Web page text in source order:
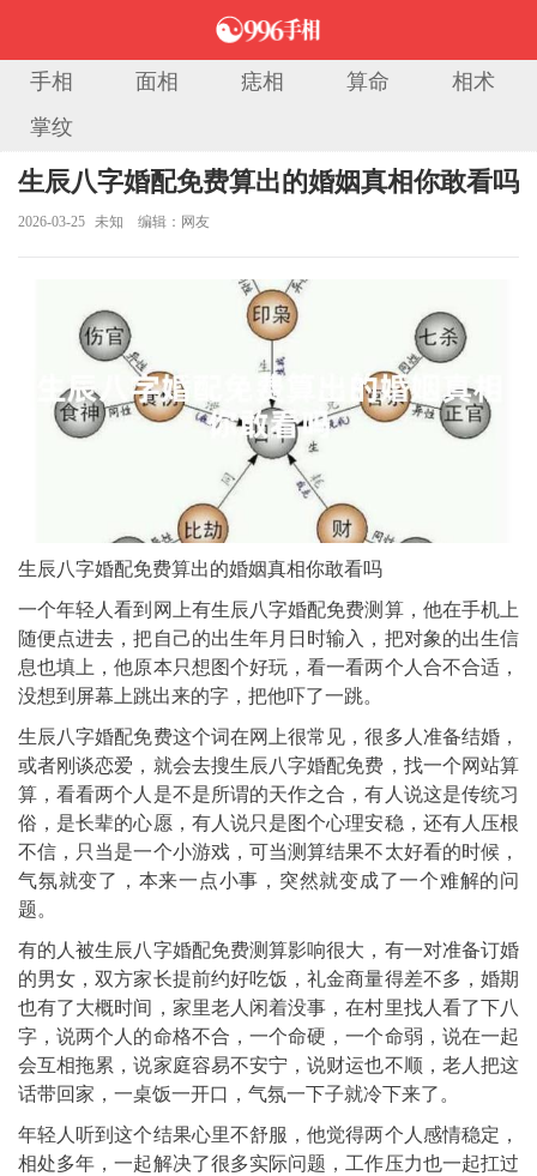
手相 面相 痣相 算命
相术
掌纹
当前位置：
生辰八字婚配免费算出的婚姻真相你敢看吗
2026-03-25 未知 编辑：网友
生辰八字婚配免费算出的婚姻真相你敢看吗
一个年轻人看到网上有生辰八字婚配免费测算，他在手机上
随便点进去，把自己的出生年月日时输入，把对象的出生信
息也填上，他原本只想图个好玩，看一看两个人合不合适，
没想到屏幕上跳出来的字，把他吓了一跳。
生辰八字婚配免费这个词在网上很常见，很多人准备结婚，
或者刚谈恋爱，就会去搜生辰八字婚配免费，找一个网站算
算，看看两个人是不是所谓的天作之合，有人说这是传统习
俗，是长辈的心愿，有人说只是图个心理安稳，还有人压根
不信，只当是一个小游戏，可当测算结果不太好看的时候，
气氛就变了，本来一点小事，突然就变成了一个难解的问
题。
有的人被生辰八字婚配免费测算影响很大，有一对准备订婚
的男女，双方家长提前约好吃饭，礼金商量得差不多，婚期
也有了大概时间，家里老人闲着没事，在村里找人看了下八
字，说两个人的命格不合，一个命硬，一个命弱，说在一起
会互相拖累，说家庭容易不安宁，说财运也不顺，老人把这
话带回家，一桌饭一开口，气氛一下子就冷下来了。
年轻人听到这个结果心里不舒服，他觉得两个人感情稳定，
相处多年，一起解决了很多实际问题，工作压力也一起扛过